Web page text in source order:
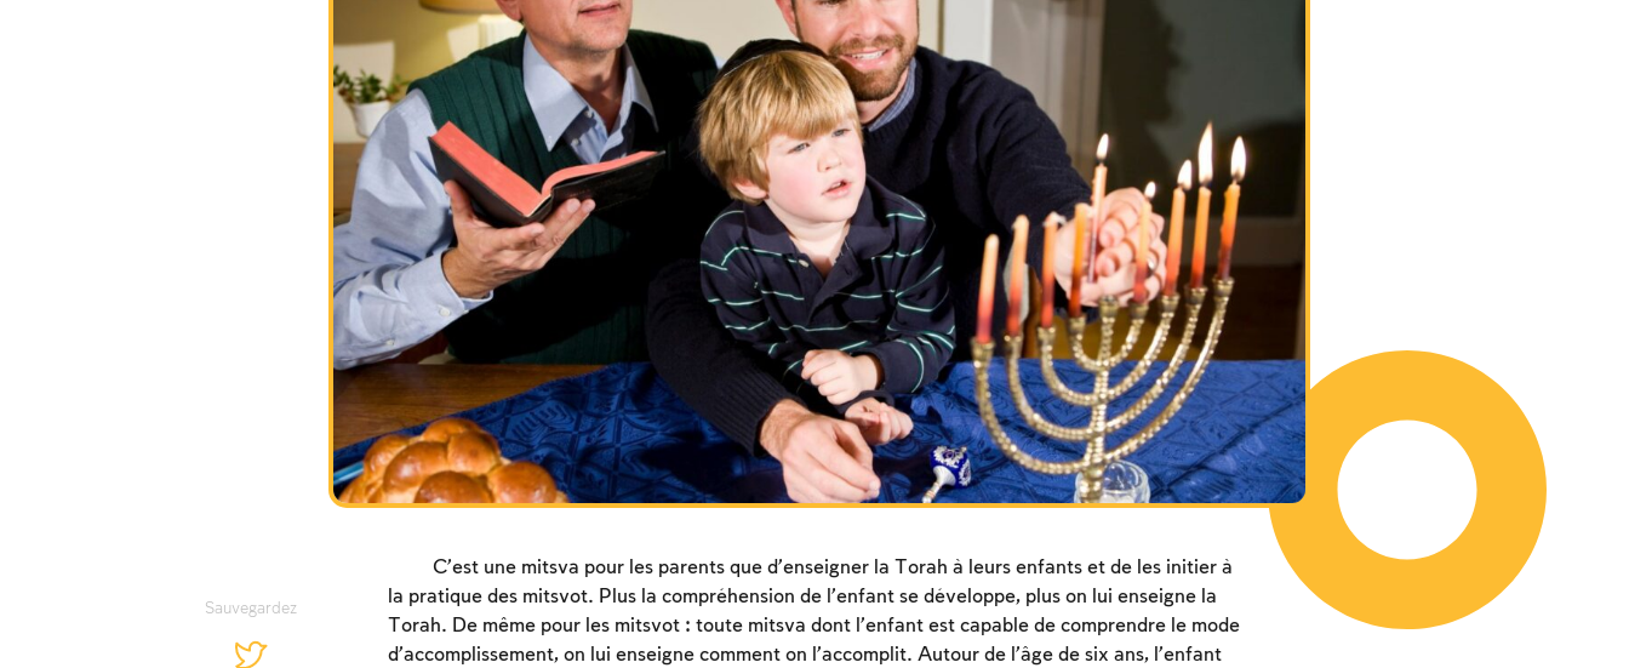
Sauvegardez
C’est une mitsva pour les parents que d’enseigner la Torah à leurs enfants et de les initier à
la pratique des mitsvot. Plus la compréhension de l’enfant se développe, plus on lui enseigne la
Torah. De même pour les mitsvot : toute mitsva dont l’enfant est capable de comprendre le mode
d’accomplissement, on lui enseigne comment on l’accomplit. Autour de l’âge de six ans, l’enfant